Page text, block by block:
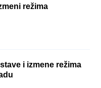
režima
i izmene režima